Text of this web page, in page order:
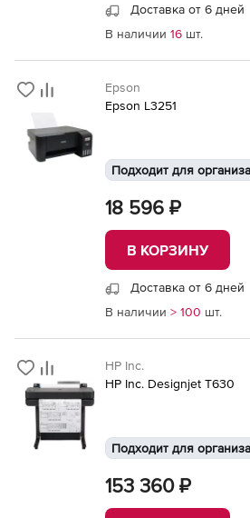
Доставка от 6 дней
В наличии 16 шт.
Epson
Epson L3251
Подходит для
18 596 ₽
В КОРЗИНУ
Доставка от 6 дней
В наличии > 100 шт.
HP Inc.
HP Inc. Designjet T630
Подходит для
153 360 ₽